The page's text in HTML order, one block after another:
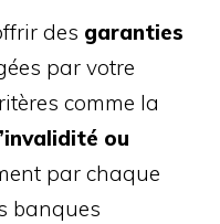
des garanties
par votre
comme la
ou
par chaque
banques